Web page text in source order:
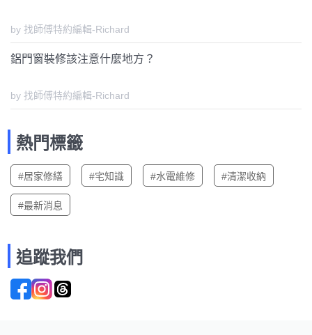
by 找師傅特約編輯-Richard
鋁門窗裝修該注意什麼地方？
by 找師傅特約編輯-Richard
熱門標籤
#居家修繕 #宅知識 #水電維修 #清潔收納
#最新消息
追蹤我們